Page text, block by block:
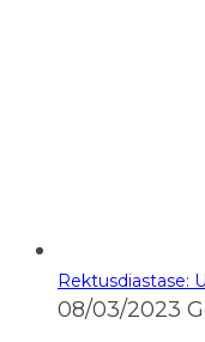
Rektusdiastase:
08/03/2023